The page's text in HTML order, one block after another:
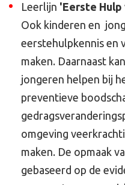
Leerlijn 'Eerste
Ook kinderen en
eerstehulpkennis en
maken. Daarnaast
jongeren helpen bij
preventieve
omgeving
maken. De opmaak
gebaseerd op de